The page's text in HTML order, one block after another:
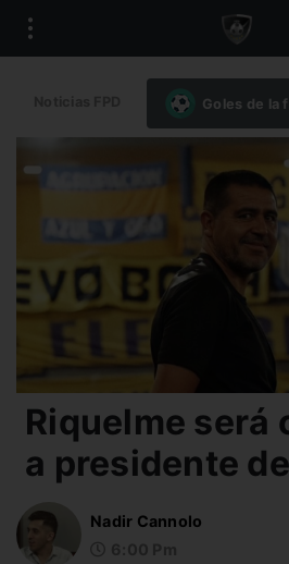
Goles de la
Riquelme será
a presidente
Nadir Cannolo